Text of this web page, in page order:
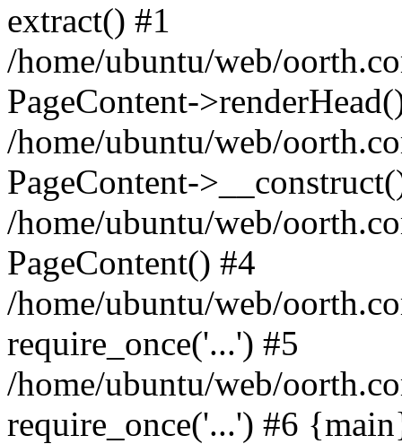
extract() #1
/home/ubuntu/web/
PageContent-
/home/ubuntu/web/
PageContent-
/home/ubuntu/web/
PageContent() #4
/home/ubuntu/web/
require_once('...') #5
/home/ubuntu/web/
require_once('...') #6